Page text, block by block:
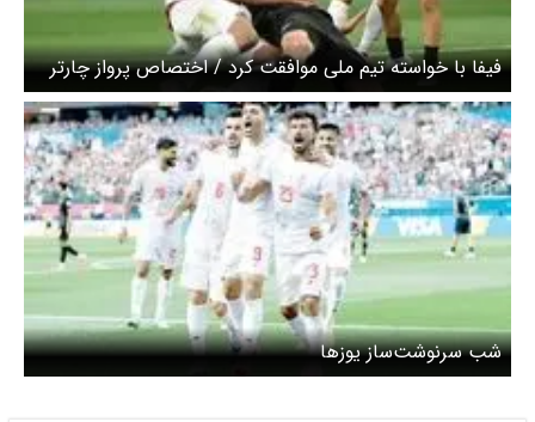
فیفا با خواسته تیم ملی موافقت کرد / اختصاص پرواز چارتر
به لس آنجلس ؟
شب سرنوشت‌ساز یوزها